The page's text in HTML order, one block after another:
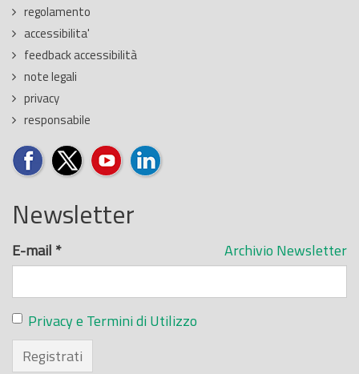
regolamento
accessibilita'
feedback accessibilità
note legali
privacy
responsabile
Newsletter
Archivio Newsletter
E-mail *
Privacy e Termini di Utilizzo
Registrati